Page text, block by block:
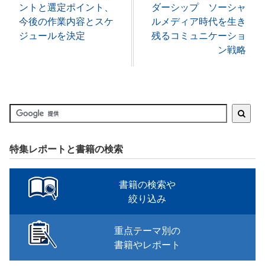
ントと選定ポイント、
今後の作業内容とスケ
ジュールを決定
ダーシップ ソーシャ
ルメディア時代を生き
残るコミュニケーショ
ン戦略
特集レポートと書籍の検索
書籍の検索や
絞り込み
重点テーマ別の
書籍やレポート